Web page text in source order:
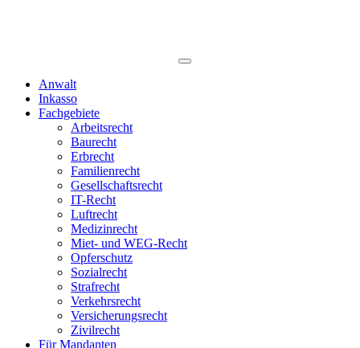
Anwalt
Inkasso
Fachgebiete
Arbeitsrecht
Baurecht
Erbrecht
Familienrecht
Gesellschaftsrecht
IT-Recht
Luftrecht
Medizinrecht
Miet- und WEG-Recht
Opferschutz
Sozialrecht
Strafrecht
Verkehrsrecht
Versicherungsrecht
Zivilrecht
Für Mandanten